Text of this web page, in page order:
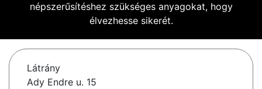
népszerűsítéshez szükséges anyagokat, hogy
élvezhesse sikerét.
Látrány
Ady Endre u. 15